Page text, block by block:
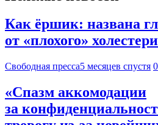
Как ёршик: названа
от «плохого»
Свободная пресса5 месяцев спустя 0
«Спазм аккомодации
за